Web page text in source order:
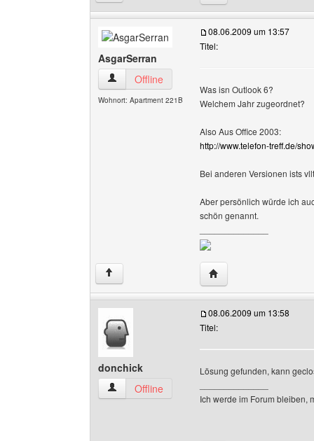
AsgarSerran
AsgarSerran Benutzer-Profile anzeigen
Offline
Wohnort: Apartment 221B
08.06.2009 um 13:57
Titel:
Was isn Outlook 6?
Welchem Jahr zugeordnet?
Also Aus Office 2003:
http://www.telefon-treff.de/
Bei anderen Versionen ists
Aber persönlich würde ich
schön genannt.
↑ Website dieses
donchick
donchick Benutzer-Profile anzeigen
Offline
08.06.2009 um 13:58
Titel:
Lösung gefunden, kann
Ich werde im Forum bleiben,